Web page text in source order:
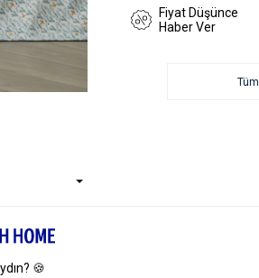
Fiyat Düşünce
Haber Ver
Tüm